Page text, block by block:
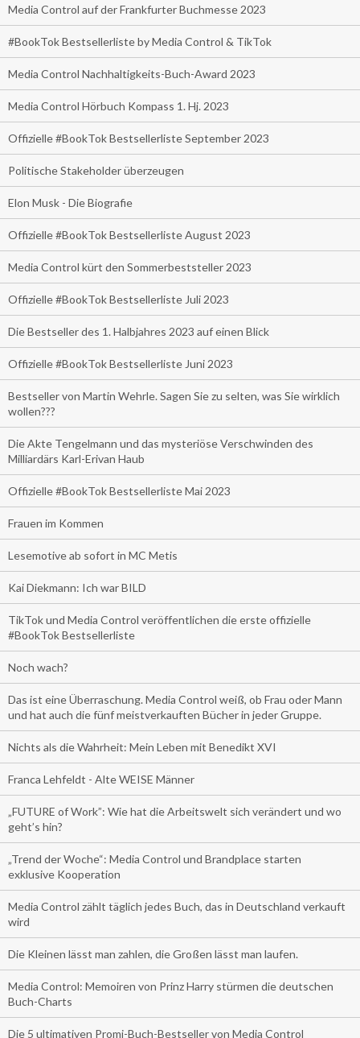
Media Control auf der Frankfurter Buchmesse 2023
#BookTok Bestsellerliste by Media Control & TikTok
Media Control Nachhaltigkeits-Buch-Award 2023
Media Control Hörbuch Kompass 1. Hj. 2023
Offizielle #BookTok Bestsellerliste September 2023
Politische Stakeholder überzeugen
Elon Musk - Die Biografie
Offizielle #BookTok Bestsellerliste August 2023
Media Control kürt den Sommerbeststeller 2023
Offizielle #BookTok Bestsellerliste Juli 2023
Die Bestseller des 1. Halbjahres 2023 auf einen Blick
Offizielle #BookTok Bestsellerliste Juni 2023
Bestseller von Martin Wehrle. Sagen Sie zu selten, was Sie wirklich
wollen???
Die Akte Tengelmann und das mysteriöse Verschwinden des
Milliardärs Karl-Erivan Haub
Offizielle #BookTok Bestsellerliste Mai 2023
Frauen im Kommen
Lesemotive ab sofort in MC Metis
Kai Diekmann: Ich war BILD
TikTok und Media Control veröffentlichen die erste offizielle
#BookTok Bestsellerliste
Noch wach?
Das ist eine Überraschung. Media Control weiß, ob Frau oder Mann
und hat auch die fünf meistverkauften Bücher in jeder Gruppe.
Nichts als die Wahrheit: Mein Leben mit Benedikt XVI
Franca Lehfeldt - Alte WEISE Männer
„FUTURE of Work”: Wie hat die Arbeitswelt sich verändert und wo
geht’s hin?
„Trend der Woche“: Media Control und Brandplace starten
exklusive Kooperation
Media Control zählt täglich jedes Buch, das in Deutschland verkauft
wird
Die Kleinen lässt man zahlen, die Großen lässt man laufen.
Media Control: Memoiren von Prinz Harry stürmen die deutschen
Buch-Charts
Die 5 ultimativen Promi-Buch-Bestseller von Media Control